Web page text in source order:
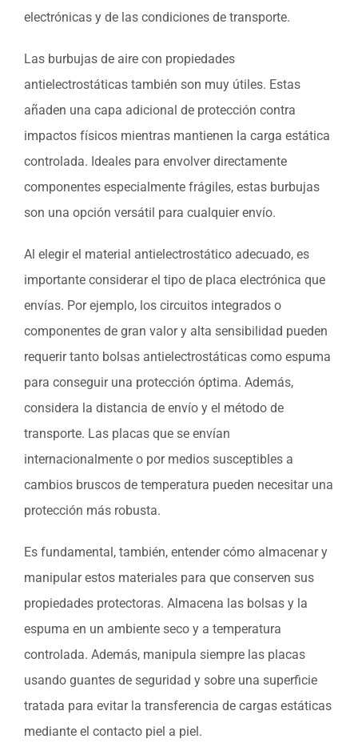
electrónicas y de las condiciones de transporte.
Las burbujas de aire con propiedades
antielectrostáticas también son muy útiles. Estas
añaden una capa adicional de protección contra
impactos físicos mientras mantienen la carga estática
controlada. Ideales para envolver directamente
componentes especialmente frágiles, estas burbujas
son una opción versátil para cualquier envío.
Al elegir el material antielectrostático adecuado, es
importante considerar el tipo de placa electrónica que
envías. Por ejemplo, los circuitos integrados o
componentes de gran valor y alta sensibilidad pueden
requerir tanto bolsas antielectrostáticas como espuma
para conseguir una protección óptima. Además,
considera la distancia de envío y el método de
transporte. Las placas que se envían
internacionalmente o por medios susceptibles a
cambios bruscos de temperatura pueden necesitar una
protección más robusta.
Es fundamental, también, entender cómo almacenar y
manipular estos materiales para que conserven sus
propiedades protectoras. Almacena las bolsas y la
espuma en un ambiente seco y a temperatura
controlada. Además, manipula siempre las placas
usando guantes de seguridad y sobre una superficie
tratada para evitar la transferencia de cargas estáticas
mediante el contacto piel a piel.